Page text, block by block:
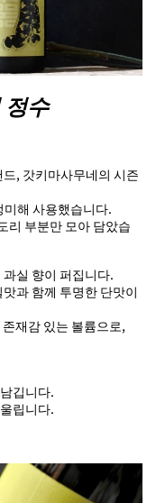
정수
, 갓키마사무네의 시즌
해 사용했습니다.
리 부분만 모아 담았습
실 향이 퍼집니다.
과 함께 투명한 단맛이
재감 있는 볼륨으로,
깁니다.
립니다.